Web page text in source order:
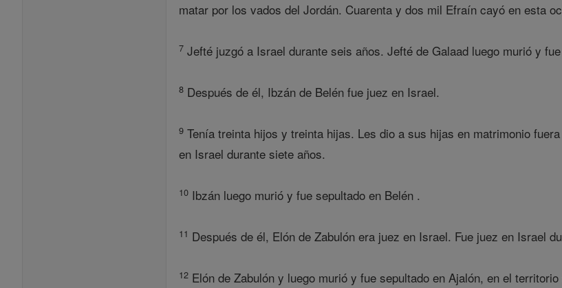
matar por los vados del Jordán. Cuarenta y dos mil Efraín cayó en esta
7 Jefté juzgó a Israel durante seis años. Jefté de Galaad luego murió y
8 Después de él, Ibzán de Belén fue juez en Israel.
9 Tenía treinta hijos y treinta hijas. Les dio a sus hijas en matrimonio
en Israel durante siete años.
10 Ibzán luego murió y fue sepultado en Belén .
11 Después de él, Elón de Zabulón era juez en Israel. Fue juez en Israel
12 Elón de Zabulón y luego murió y fue sepultado en Ajalón, en el territorio